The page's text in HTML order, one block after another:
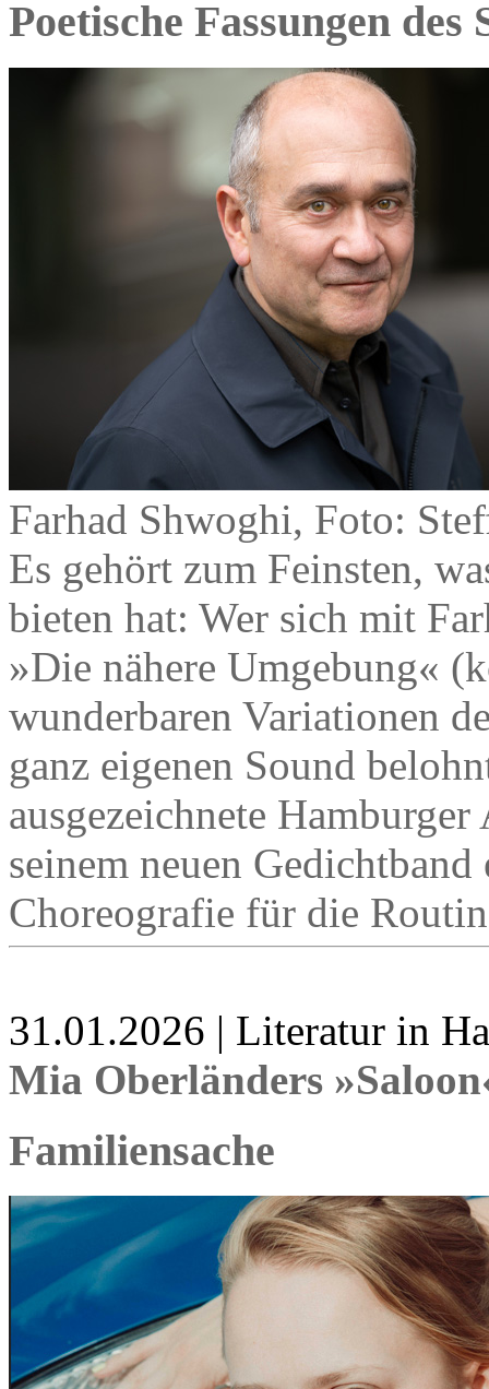
Poetische Fassungen des
Farhad Shwoghi, Foto:
Es gehört zum Feinsten,
bieten hat: Wer sich mit
»Die nähere Umgebung«
wunderbaren Variationen
ganz eigenen Sound
ausgezeichnete
seinem neuen
Choreografie für die
31.01.2026 | Literatur in
Mia Oberländers
Familiensache